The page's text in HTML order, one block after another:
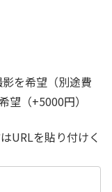
を希望（別途費
（+5000円）
URLを貼り付けく